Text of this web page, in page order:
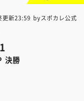
更新23:59 byスポカレ公式
決勝